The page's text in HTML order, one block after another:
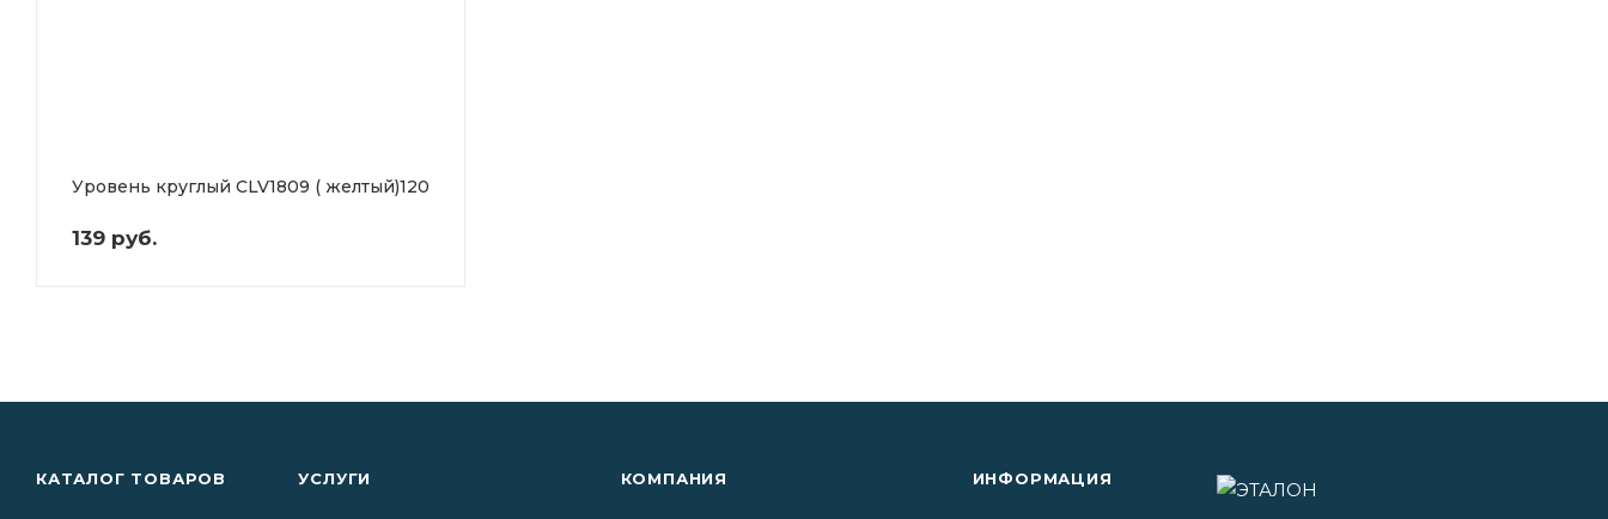
Уровень круглый CLV1809 ( желтый)120
139 руб.
КАТАЛОГ ТОВАРОВ УСЛУГИ КОМПАНИЯ ИНФОРМАЦИЯ